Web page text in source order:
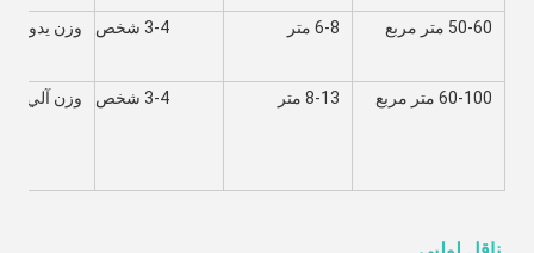
50-60 متر مربع 6-8 متر 3-4 شخص وزن يدوي
60-100 متر مربع 8-13 متر 3-4 شخص وزن آلي